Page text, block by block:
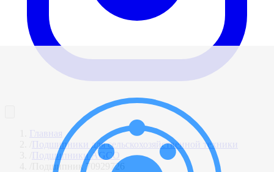
Главная
Подшипники для сельскохозяйственной техники
Подшипники AGCO
Подшипник 70929726